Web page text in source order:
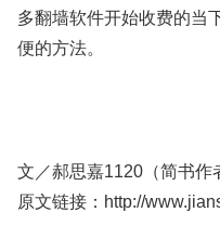
多翻墙软件开始收费的当
便的方法。
文／郝思嘉1120（简书作
原文链接：http://